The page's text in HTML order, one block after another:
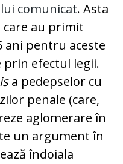
comunicat. Asta
care au primit
ani pentru aceste
efectul legii.
a pedepselor cu
penale (care,
aglomerare în
un argument în
îndoiala